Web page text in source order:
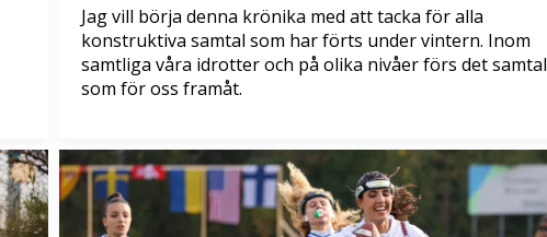
Jag vill börja denna krönika med att tacka för alla
konstruktiva samtal som har förts under vintern. Inom
samtliga våra idrotter och på olika nivåer förs det samtal
som för oss framåt.